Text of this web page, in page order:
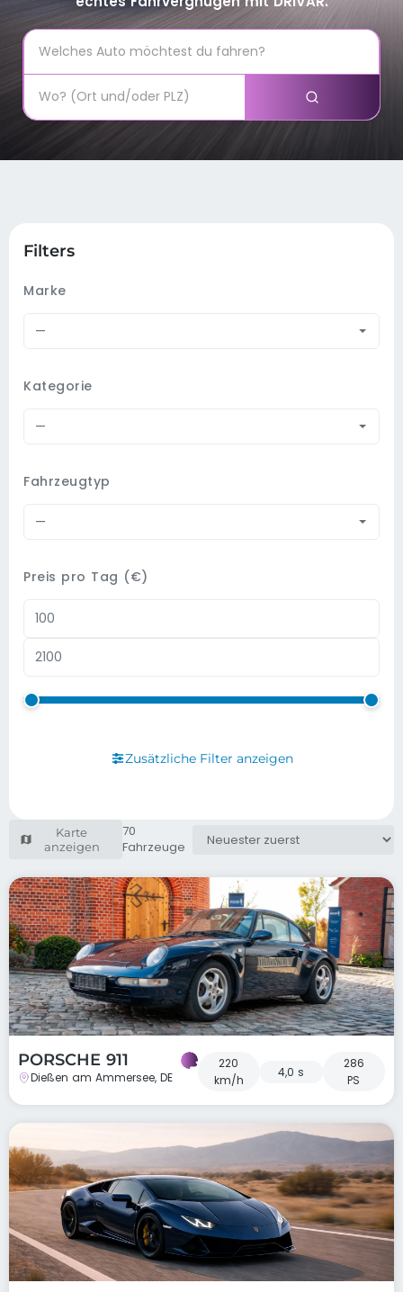
Filters
Marke
—
Kategorie
—
Fahrzeugtyp
—
Preis pro Tag (€)
Zusätzliche Filter anzeigen
Karte
anzeigen
70
Fahrzeuge
PORSCHE 911
Dießen am Ammersee, DE
220
km/h
4,0 s
286
PS